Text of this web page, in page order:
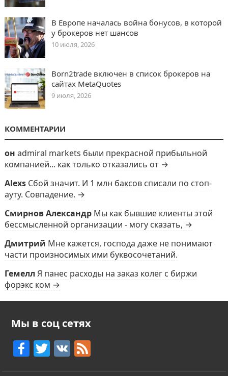
В Европе началась война бонусов, в которой
у брокеров нет шансов
10 июля, 2026
Born2trade включен в список брокеров на
сайтах MetaQuotes
9 июля, 2026
КОММЕНТАРИИ
он admiral markets были прекрасной прибыльной
компанией... как только отказались от →
Alexs Сбой значит. И 1 млн баксов списали по стоп-
ауту. Совпадение. →
Смирнов Александр Мы как бывшие клиенты этой
бессмысленной организации - могу сказать, →
Дмитрий Мне кажется, господа даже не понимают
части произносимых ими буквосочетаний.
Гемелл Я панес расходы на заказ колег с биржи
форэкс ком →
Мы в соц сетях
F T V F